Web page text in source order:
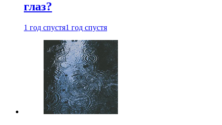
глаз?
1 год спустя1 год спустя